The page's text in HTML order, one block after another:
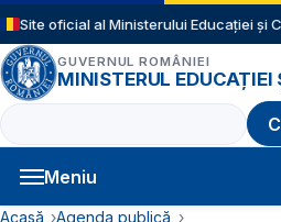
Sari la conținutul principal
Site oficial al Ministerului Educației și
GUVERNUL ROMÂNIEI
MINISTERUL EDUCAȚIEI
Caută
Meniu
Acasă
Agenda publică